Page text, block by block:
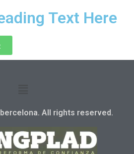
Text Here
All rights reserved.